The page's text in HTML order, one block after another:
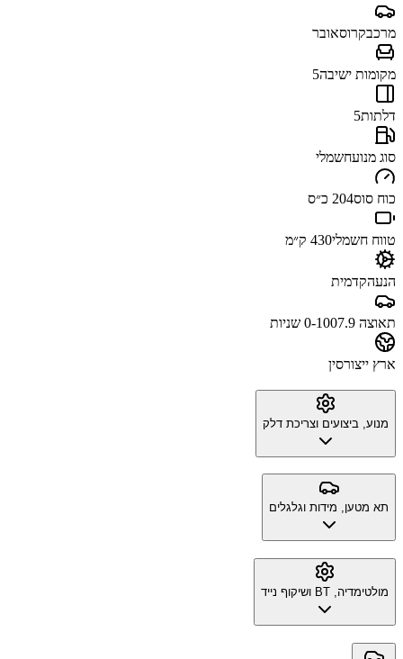
מרכבקרוסאובר
מקומות ישיבה5
דלתות5
סוג מנועחשמלי
כוח סוס204 כ״ס
טווח חשמלי430 ק״מ
הנעהקדמית
תאוצה 0-100 7.9 שניות
ארץ ייצורסין
מנוע, ביצועים וצריכת דלק
תא מטען, מידות וגלגלים
מולטימדיה, BT ושיקוף נייד